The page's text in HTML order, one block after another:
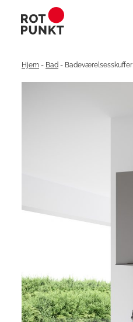
Hjem - Bad - Badeværelsesskuffer